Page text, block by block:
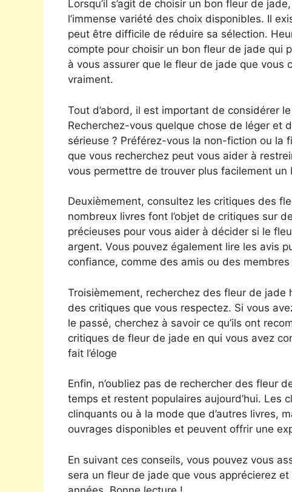
Lorsqu’il s’agit de choisir un bon fleur de
l’immense variété des choix disponibles. Il
peut être difficile de réduire sa sélection.
compte pour choisir un bon fleur de jade qui
à vous assurer que le fleur de jade que vous
vraiment.
Tout d’abord, il est important de considérer
Recherchez-vous quelque chose de léger et
sérieuse ? Préférez-vous la non-fiction ou la
que vous recherchez peut vous aider à
vous permettre de trouver plus facilement un
Deuxièmement, consultez les critiques des
nombreux livres font l’objet de critiques sur
précieuses pour vous aider à décider si le
argent. Vous pouvez également lire les avis
confiance, comme des amis ou des
Troisièmement, recherchez des fleur de
des critiques que vous respectez. Si vous
le passé, cherchez à savoir ce qu’ils ont
critiques de fleur de jade en qui vous avez
fait l’éloge
Enfin, n’oubliez pas de rechercher des fleur
temps et restent populaires aujourd’hui. Les
clinquants ou à la mode que d’autres livres,
ouvrages disponibles et peuvent offrir une
En suivant ces conseils, vous pouvez vous
sera un fleur de jade que vous apprécierez